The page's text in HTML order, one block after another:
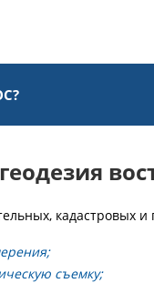
кадастровых
съемку;